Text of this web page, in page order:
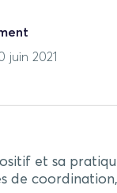
juin 2021
et sa
de